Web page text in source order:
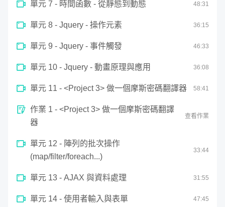
單元 7 - 時間函數 - 從靜態到動態 48:31
單元 8 - Jquery - 操作元素 36:15
單元 9 - Jquery - 事件觸發 46:33
單元 10 - Jquery - 動畫原理與應用 36:08
單元 11 - <Project 3> 做一個摩斯密碼翻譯器 58:41
作業 1 - <Project 3> 做一個摩斯密碼翻譯
器
查看作業
單元 12 - 陣列的批次操作
(map/filter/foreach...)
33:44
單元 13 - AJAX 與資料處理 31:55
單元 14 - 使用者輸入與表單 47:45